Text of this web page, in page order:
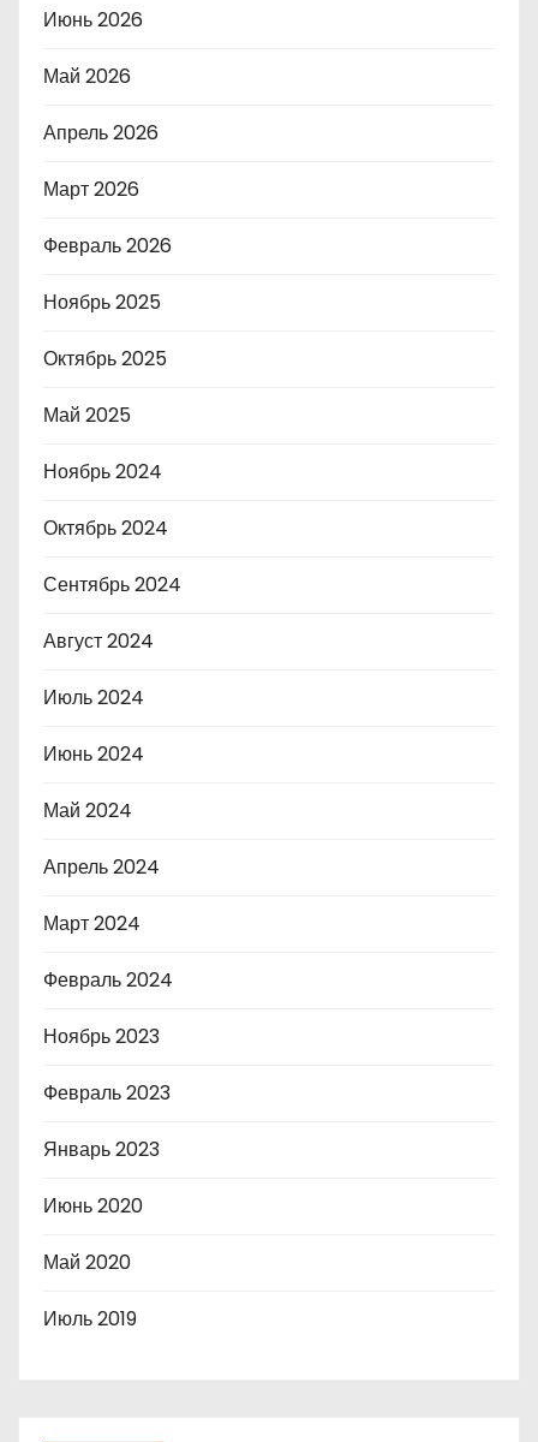
Июнь 2026
Май 2026
Апрель 2026
Март 2026
Февраль 2026
Ноябрь 2025
Октябрь 2025
Май 2025
Ноябрь 2024
Октябрь 2024
Сентябрь 2024
Август 2024
Июль 2024
Июнь 2024
Май 2024
Апрель 2024
Март 2024
Февраль 2024
Ноябрь 2023
Февраль 2023
Январь 2023
Июнь 2020
Май 2020
Июль 2019